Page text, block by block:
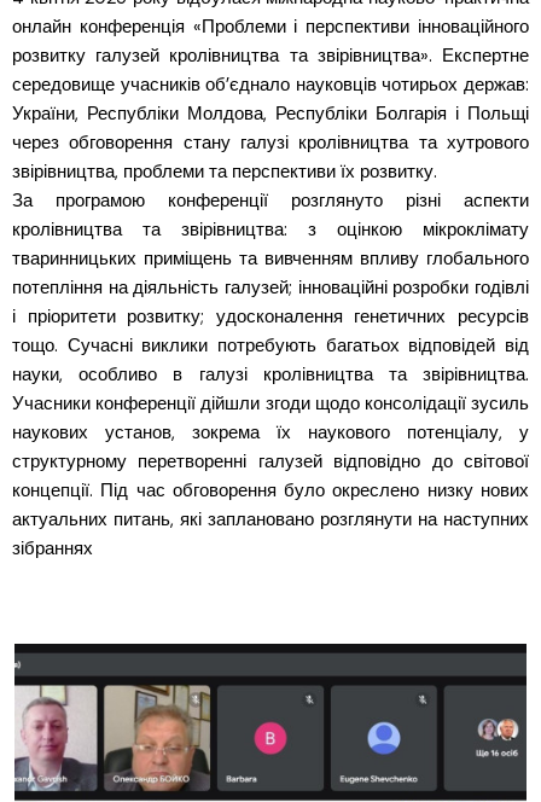
онлайн конференція «Проблеми і перспективи інноваційного
розвитку галузей кролівництва та звірівництва». Експертне
середовище учасників об’єднало науковців чотирьох держав:
України, Республіки Молдова, Республіки Болгарія і Польщі
через обговорення стану галузі кролівництва та хутрового
звірівництва, проблеми та перспективи їх розвитку.
За програмою конференції розглянуто різні аспекти
кролівництва та звірівництва: з оцінкою мікроклімату
тваринницьких приміщень та вивченням впливу глобального
потепління на діяльність галузей; інноваційні розробки годівлі
і пріоритети розвитку; удосконалення генетичних ресурсів
тощо. Сучасні виклики потребують багатьох відповідей від
науки, особливо в галузі кролівництва та звірівництва.
Учасники конференції дійшли згоди щодо консолідації зусиль
наукових установ, зокрема їх наукового потенціалу, у
структурному перетворенні галузей відповідно до світової
концепції. Під час обговорення було окреслено низку нових
актуальних питань, які заплановано розглянути на наступних
зібраннях